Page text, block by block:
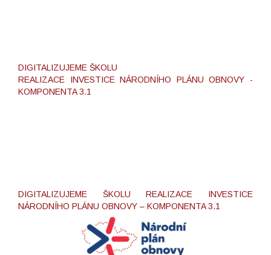
DIGITALIZUJEME ŠKOLU
REALIZACE INVESTICE NÁRODNÍHO PLÁNU OBNOVY -
KOMPONENTA 3.1
DIGITALIZUJEME ŠKOLU REALIZACE INVESTICE
NÁRODNÍHO PLÁNU OBNOVY – KOMPONENTA 3.1